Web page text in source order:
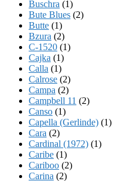
Buschra (1)
Bute Blues (2)
Butte (1)
Bzura (2)
C-1520 (1)
Cajka (1)
Calla (1)
Calrose (2)
Campa (2)
Campbell 11 (2)
Canso (1)
Capella (Gerlinde) (1)
Cara (2)
Cardinal (1972) (1)
Caribe (1)
Cariboo (2)
Carina (2)